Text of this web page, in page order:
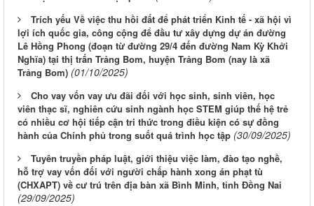
Trích yếu Về việc thu hồi đất để phát triển Kinh tế - xã hội vì
lợi ích quốc gia, công cộng để đầu tư xây dựng dự án đường
Lê Hồng Phong (đoạn từ đường 29/4 đến đường Nam Kỳ Khởi
Nghĩa) tại thị trấn Trảng Bom, huyện Trảng Bom (nay là xã
Trảng Bom) (01/10/2025)
Cho vay vốn vay ưu đãi đối với học sinh, sinh viên, học
viên thạc sĩ, nghiên cứu sinh ngành học STEM giúp thế hệ trẻ
có nhiều cơ hội tiếp cận tri thức trong điều kiện có sự đồng
hành của Chính phủ trong suốt quá trình học tập (30/09/2025)
Tuyên truyền pháp luật, giới thiệu việc làm, đào tạo nghề,
hỗ trợ vay vốn đối với người chấp hành xong án phạt tù
(CHXAPT) về cư trú trên địa bàn xã Bình Minh, tỉnh Đồng Nai
(29/09/2025)